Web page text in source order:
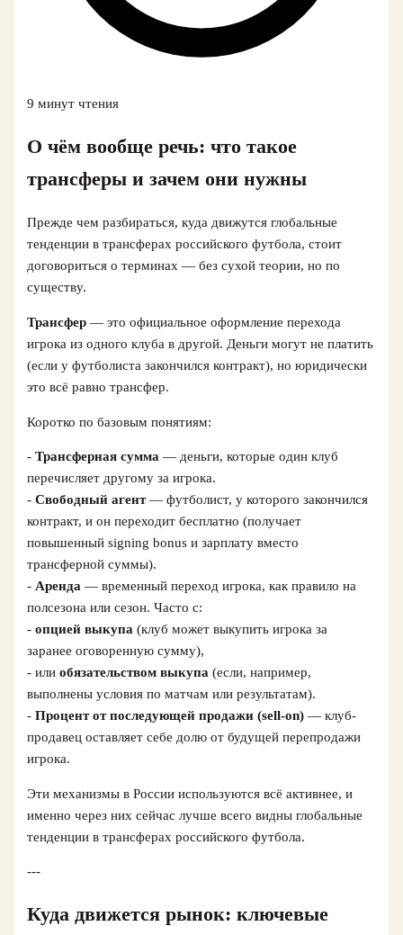
9 минут чтения
О чём вообще речь: что такое
трансферы и зачем они нужны
Прежде чем разбираться, куда движутся глобальные
тенденции в трансферах российского футбола, стоит
договориться о терминах — без сухой теории, но по
существу.
Трансфер — это официальное оформление перехода
игрока из одного клуба в другой. Деньги могут не платить
(если у футболиста закончился контракт), но юридически
это всё равно трансфер.
Коротко по базовым понятиям:
-Трансферная сумма — деньги, которые один клуб
перечисляет другому за игрока.
-Свободный агент— футболист, у которого закончился
контракт, и он переходит бесплатно (получает
повышенный signing bonus и зарплату вместо
трансферной суммы).
- Аренда — временный переход игрока, как правило на
полсезона или сезон. Часто с:
-опцией выкупа (клуб может выкупить игрока за
заранее оговоренную сумму),
- илиобязательством выкупа (если, например,
выполнены условия по матчам или результатам).
-Процент от последующей продажи (sell-on) — клуб-
продавец оставляет себе долю от будущей перепродажи
игрока.
Эти механизмы в России используются всё активнее, и
именно через них сейчас лучше всего видны глобальные
тенденции в трансферах российского футбола.
---
Куда движется рынок: ключевые